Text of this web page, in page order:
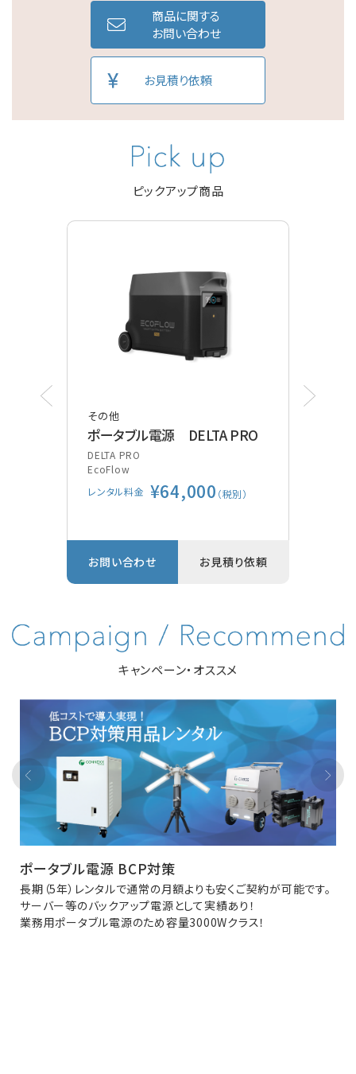
商品に関する
お問い合わせ
お見積り依頼
ピックアップ商品
その他
ポータブル電源 DELTA PRO
DELTA PRO
EcoFlow
レンタル料金 ¥64,000 （税別）
お問い合わせ お見積り依頼
キャンペーン・オススメ
ポータブル電源 BCP対策
長期（5年）レンタルで通常の月額よりも安くご契約が可能です。
サーバー等のバックアップ電源として実績あり！
業務用ポータブル電源のため容量3000Wクラス！